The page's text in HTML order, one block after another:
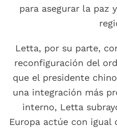
para asegurar la paz
Letta, por su parte,
reconfiguración del
que el presidente
una integración más
interno, Letta
Europa actúe con igual